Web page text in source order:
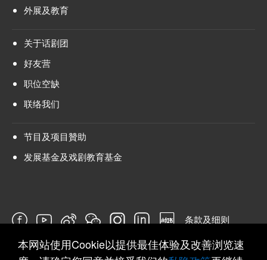
外展及教育
关于话剧团
好友营
职位空缺
联络我们
节目及项目贊助
发展基金及戏剧教育基金
条款及细则
问卷
本网站使用Cookie以提供最佳体验及改善浏览速